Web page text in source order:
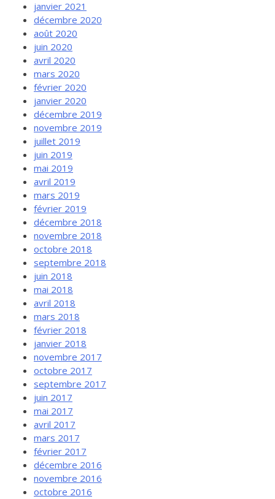
janvier 2021
décembre 2020
août 2020
juin 2020
avril 2020
mars 2020
février 2020
janvier 2020
décembre 2019
novembre 2019
juillet 2019
juin 2019
mai 2019
avril 2019
mars 2019
février 2019
décembre 2018
novembre 2018
octobre 2018
septembre 2018
juin 2018
mai 2018
avril 2018
mars 2018
février 2018
janvier 2018
novembre 2017
octobre 2017
septembre 2017
juin 2017
mai 2017
avril 2017
mars 2017
février 2017
décembre 2016
novembre 2016
octobre 2016